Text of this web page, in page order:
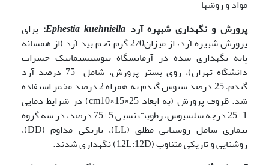
مواد و روشها
پرورش و نگهداری شبپره آرد Ephestia kuehniella
: برای
پرورش شب­پره آرد، از میزان2/0 گرم تخم بید آرد (از همسانه
پایه نگهداری شده در آزمایشگاه بیوسیستماتیک حشرات
دانشگاه تهران)، روی بستر پرورش، شامل 75 درصد آرد
گندم، 25 درصد سبوس گندم به همراه 2 درصد مخمر استفاده
شد. ظروف پرورش (به ابعاد cm10×15×25) در شرایط دمایی
1±25 درجه سلسیوس، رطوبت نسبی 5±75 درصد، در سه گروه
تیماری شامل روشنایی مطلق (LL)، تاریکی مداوم (DD)،
روشنایی و تاریکی متناوب (12L:12D) نگهداری شدند.